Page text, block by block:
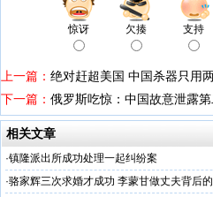
惊讶 欠揍 支持
上一篇： 绝对赶超美国 中国杀器只用
下一篇： 俄罗斯吃惊：中国故意泄露
相关文章
·镇隆派出所成功处理一起纠纷案
·骆家辉三次求婚才成功 李蒙甘做丈夫背后